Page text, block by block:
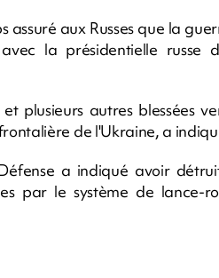
assuré aux Russes que la
la présidentielle russe
plusieurs autres blessées
de l'Ukraine, a
a indiqué avoir
par le système de lance-